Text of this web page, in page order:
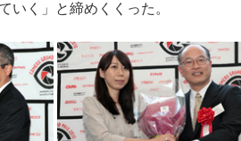
いく」と締めくくった。